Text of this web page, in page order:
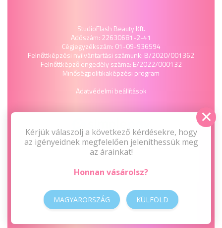
StudioFlash Beauty Kft.
Adószám: 22630681-2-41
Cégjegyzékszám: 01-09-936594
Felnőttképzési nyilvántartási számunk: B/2020/001362
Felnőttképző engedély száma: E/2022/000132
Minőségpolitikaképzési program
Adatvédelmi beállítások
2009-2026 © Minden jog fenntartva
Kérjük válaszolj a következő kérdésekre, hogy
az igényeidnek megfelelően jeleníthessük meg
az árainkat!
Honnan vásárolsz?
MAGYARORSZÁG KÜLFÖLD